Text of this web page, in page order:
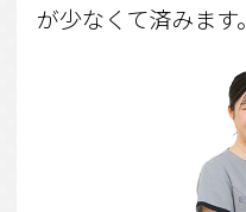
が少なくて済みます。